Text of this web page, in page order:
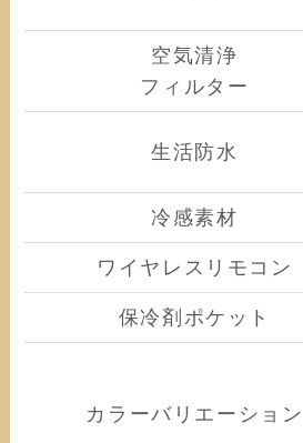
空気清浄
フィルター
生活防水
冷感素材
ワイヤレスリモコン
保冷剤ポケット
カラーバリエーション